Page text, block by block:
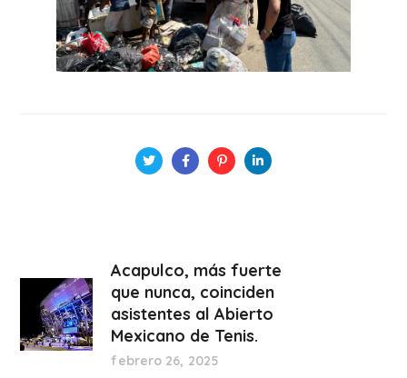
Acapulco, más fuerte
que nunca, coinciden
asistentes al Abierto
Mexicano de Tenis.
febrero 26, 2025